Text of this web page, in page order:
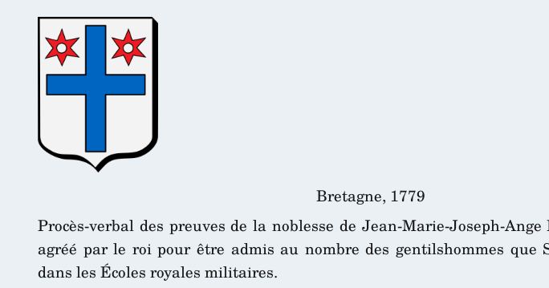
Bretagne, 1779
Procès-verbal des preuves de la noblesse de Jean-Marie-Joseph-
agréé par le roi pour être admis au nombre des gentilshommes que
dans les Écoles royales militaires.